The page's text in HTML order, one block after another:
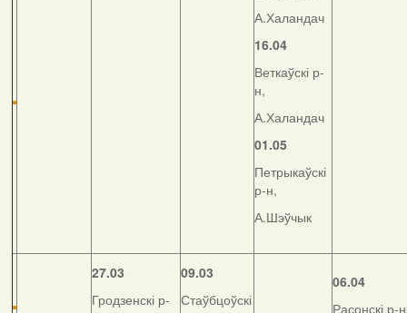
А.Халандач
16.04
Веткаўскі р-
н,
А.Халандач
01.05
Петрыкаўскі
р-н,
А.Шэўчык
27.03
Гродзенскі р-
09.03
Стаўбцоўскі
06.04
Расонскі р-